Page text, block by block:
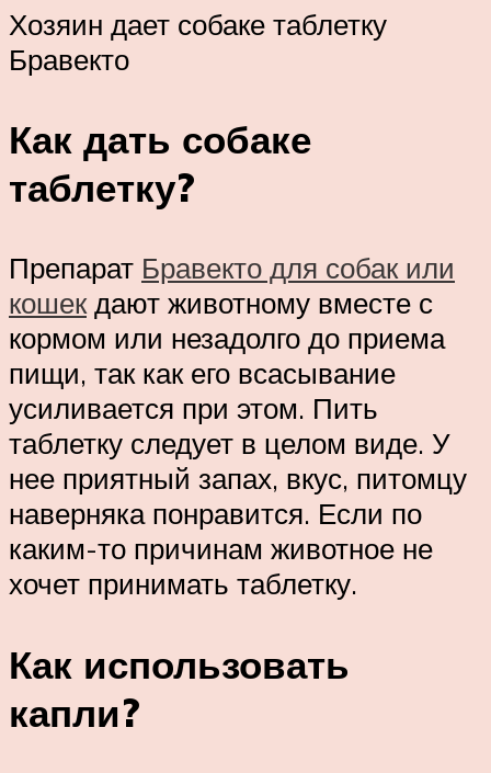
Хозяин дает собаке таблетку
Бравекто
Как дать собаке
таблетку?
Препарат Бравекто для собак или
кошекдают животному вместе с
кормом или незадолго до приема
пищи, так как его всасывание
усиливается при этом. Пить
таблетку следует в целом виде. У
нее приятный запах, вкус, питомцу
наверняка понравится. Если по
каким-то причинам животное не
хочет принимать таблетку.
Как использовать
капли?